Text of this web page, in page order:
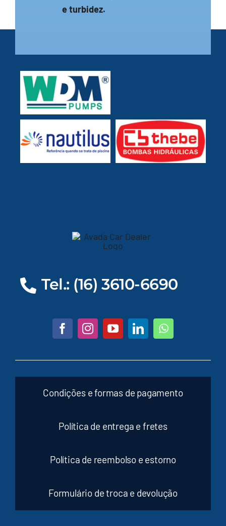
e turbidez.
Tel.: (16) 3610-6690
Condições e formas de pagamento
Política de entrega e fretes
Política de reembolso e estorno
Formulário de troca e devolução